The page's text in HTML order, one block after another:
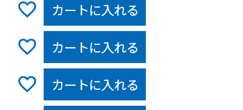
カートに入れる
カートに入れる
カートに入れる